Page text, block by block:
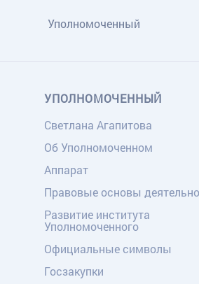
Уполномоченный
УПОЛНОМОЧЕННЫЙ
Светлана Агапитова
Об Уполномоченном
Аппарат
Правовые основы
Развитие института
Уполномоченного
Официальные символы
Госзакупки